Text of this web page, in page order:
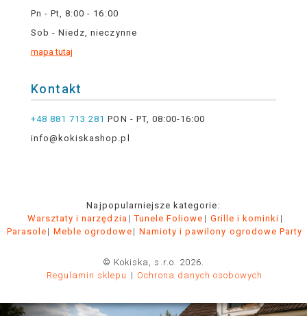
Pn - Pt, 8:00 - 16:00
Sob - Niedz, nieczynne
mapa tutaj
Kontakt
+48 881 713 281 PON - PT, 08:00-16:00
info@kokiskashop.pl
Najpopularniejsze kategorie:
Warsztaty i narzędzia
Tunele Foliowe
Grille i kominki
Parasole
Meble ogrodowe Namioty i pawilony ogrodowe Party
© Kokiska, s.r.o. 2026.
Regulamin sklepu
Ochrona danych osobowych